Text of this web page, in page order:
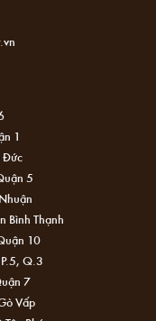
1
Đức
5
Bình Thạnh
10
Q.3
7
Vấp